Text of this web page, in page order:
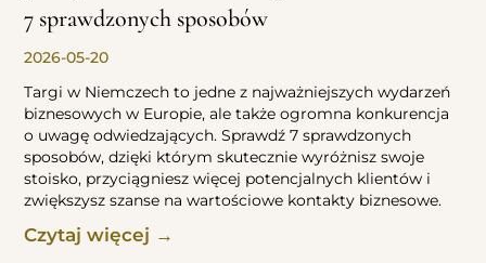
7 sprawdzonych sposobów
2026-05-20
Targi w Niemczech to jedne z najważniejszych wydarzeń
biznesowych w Europie, ale także ogromna konkurencja
o uwagę odwiedzających. Sprawdź 7 sprawdzonych
sposobów, dzięki którym skutecznie wyróżnisz swoje
stoisko, przyciągniesz więcej potencjalnych klientów i
zwiększysz szanse na wartościowe kontakty biznesowe.
Czytaj więcej →